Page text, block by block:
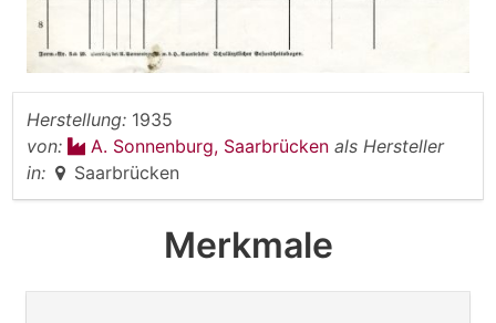
Herstellung: 1935
von:
A. Sonnenburg, Saarbrücken als Hersteller
in:
Saarbrücken
Merkmale